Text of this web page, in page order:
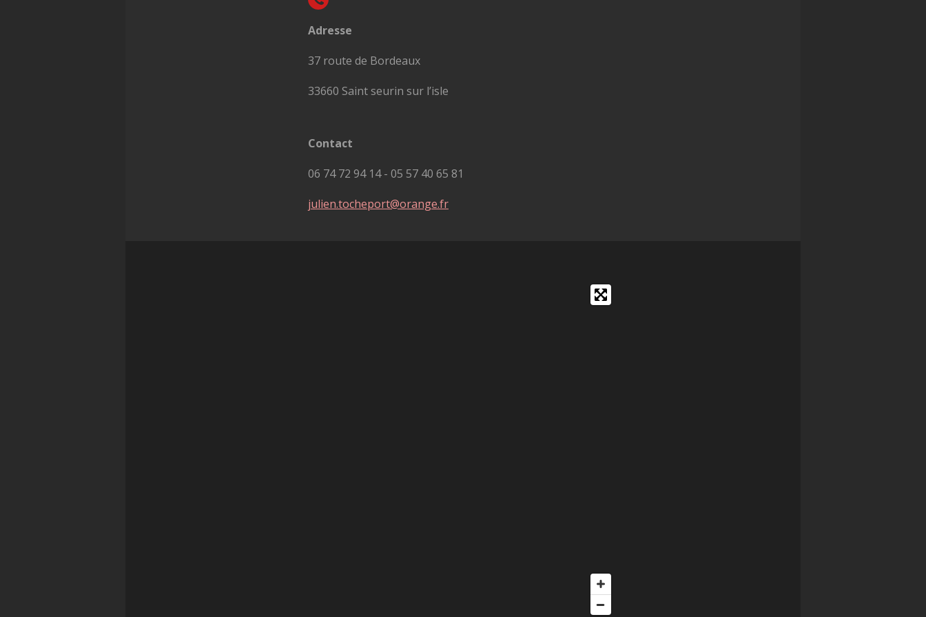
Adresse
37 route de Bordeaux
33660 Saint seurin sur l’isle
Contact
06 74 72 94 14 - 05 57 40 65 81
julien.tocheport@orange.fr